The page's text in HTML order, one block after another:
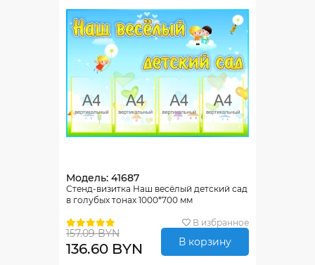
Модель: 41687
Стенд-визитка Наш весёлый детский сад
в голубых тонах 1000*700 мм
В избранное
157.09 BYN
136.60 BYN В корзину